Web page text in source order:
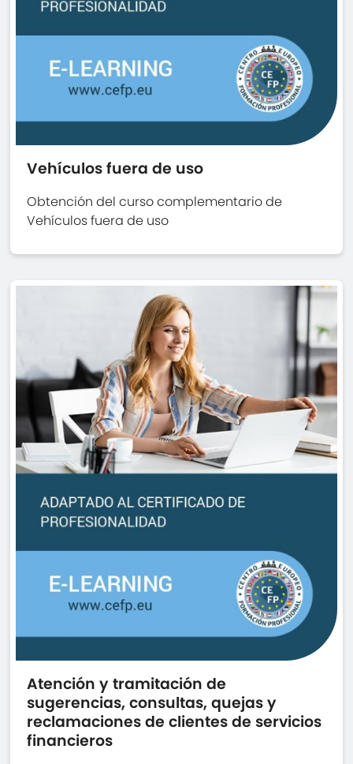
Vehículos fuera de uso
Obtención del curso complementario de
Vehículos fuera de uso
Atención y tramitación de
sugerencias, consultas, quejas y
reclamaciones de clientes de servicios
financieros